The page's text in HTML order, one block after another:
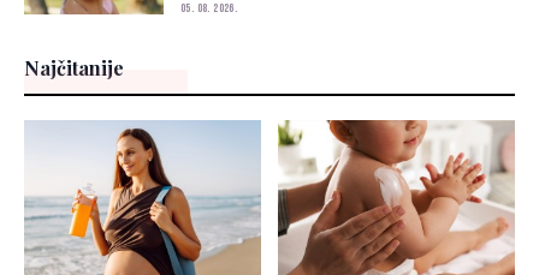
05. 08. 2026.
Najčitanije